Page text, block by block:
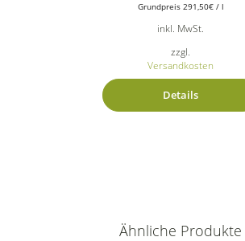
Grundpreis 291,50€/ l
inkl. MwSt.
zzgl.
Versandkosten
Details
Ähnliche Produkte